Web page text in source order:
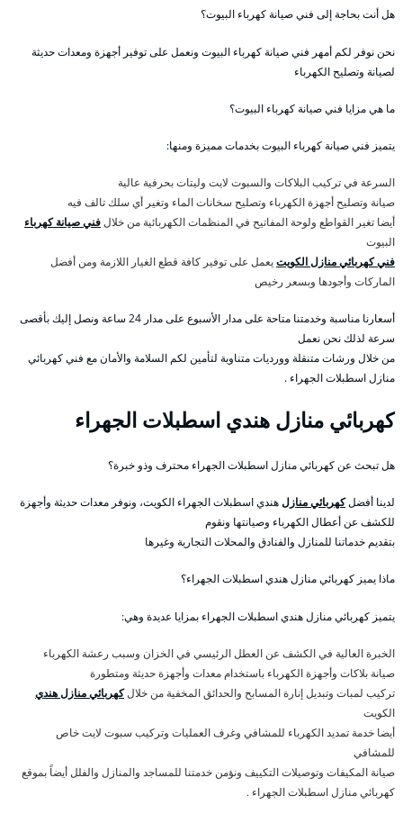
هل أنت بحاجة إلى فني صيانة كهرباء البيوت؟
نحن نوفر لكم أمهر فني صيانة كهرباء البيوت ونعمل على توفير أجهزة ومعدات حديثة
لصيانة وتصليح الكهرباء
ما هي مزايا فني صيانة كهرباء البيوت؟
يتميز فني صيانة كهرباء البيوت بخدمات مميزة ومنها:
السرعة في تركيب البلاكات والسبوت لايت وليتات بحرفية عالية
صيانة وتصليح أجهزة الكهرباء وتصليح سخانات الماء وتغير أي سلك تالف فيه
أيضا تغير القواطع ولوحة المفاتيح في المنظمات الكهربائية من خلالفني صيانة كهرباء
البيوت
فني كهربائي منازل الكويتيعمل على توفير كافة قطع الغيار اللازمة ومن أفضل
الماركات وأجودها وبسعر رخيص
أسعارنا مناسبة وخدمتنا متاحة على مدار الأسبوع على مدار 24 ساعة ونصل إليك بأقصى
سرعة لذلك نحن نعمل
من خلال ورشات متنقلة وورديات متناوبة لتأمين لكم السلامة والأمان مع فني كهربائي
منازل اسطبلات الجهراء .
كهربائي منازل هندي اسطبلات الجهراء
هل تبحث عن كهربائي منازل اسطبلات الجهراء محترف وذو خبرة؟
لدينا أفضلكهربائي منازلهندي اسطبلات الجهراء الكويت، ونوفر معدات حديثة وأجهزة
للكشف عن أعطال الكهرباء وصيانتها ونقوم
بتقديم خدماتنا للمنازل والفنادق والمحلات التجارية وغيرها
ماذا يميز كهربائي منازل هندي اسطبلات الجهراء؟
يتميز كهربائي منازل هندي اسطبلات الجهراء بمزايا عديدة وهي:
الخبرة العالية في الكشف عن العطل الرئيسي في الخزان وسبب رعشة الكهرباء
صيانة بلاكات وأجهزة الكهرباء باستخدام معدات وأجهزة حديثة ومتطورة
تركيب لمبات وتبديل إنارة المسابح والحدائق المخفية من خلالكهربائي منازل هندي
الكويت
أيضا خدمة تمديد الكهرباء للمشافي وغرف العمليات وتركيب سبوت لايت خاص
للمشافي
صيانة المكيفات وتوصيلات التكييف ونؤمن خدمتنا للمساجد والمنازل والفلل أيضاً بموقع
كهربائي منازل اسطبلات الجهراء .